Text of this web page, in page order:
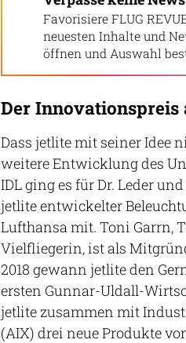
Favorisiere FLUG
neuesten Inhalte und
öffnen und Auswahl
Der
Dass jetlite mit seiner Idee
weitere Entwicklung des
IDL ging es für Dr. Leder
jetlite entwickelter
Lufthansa mit. Toni Garrn,
Vielfliegerin, ist als
2018 gewann jetlite den
ersten Gunnar-Uldall-
jetlite zusammen mit
(AIX) drei neue Produkte